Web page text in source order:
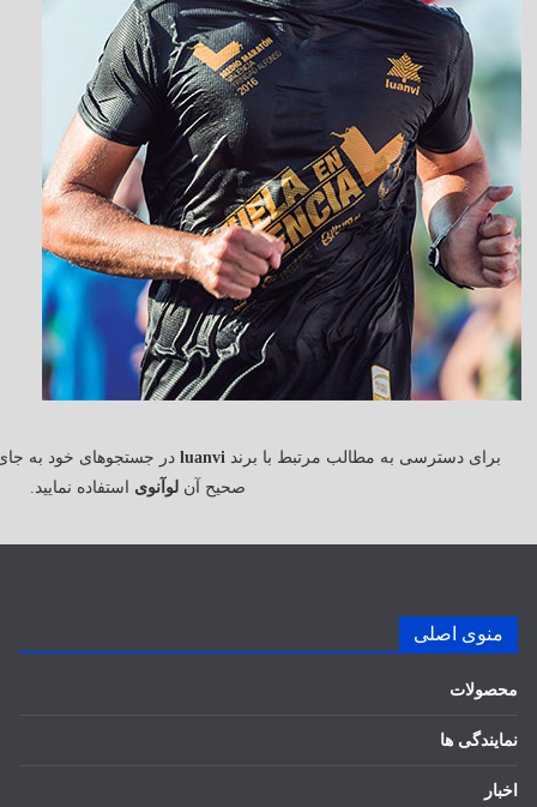
برای دسترسی به مطالب مرتبط با برندluanvi در جستجوهای خود به
صحیح آنلوآنوی استفاده نمایید.
منوی اصلی
محصولات
نمایندگی ها
اخبار